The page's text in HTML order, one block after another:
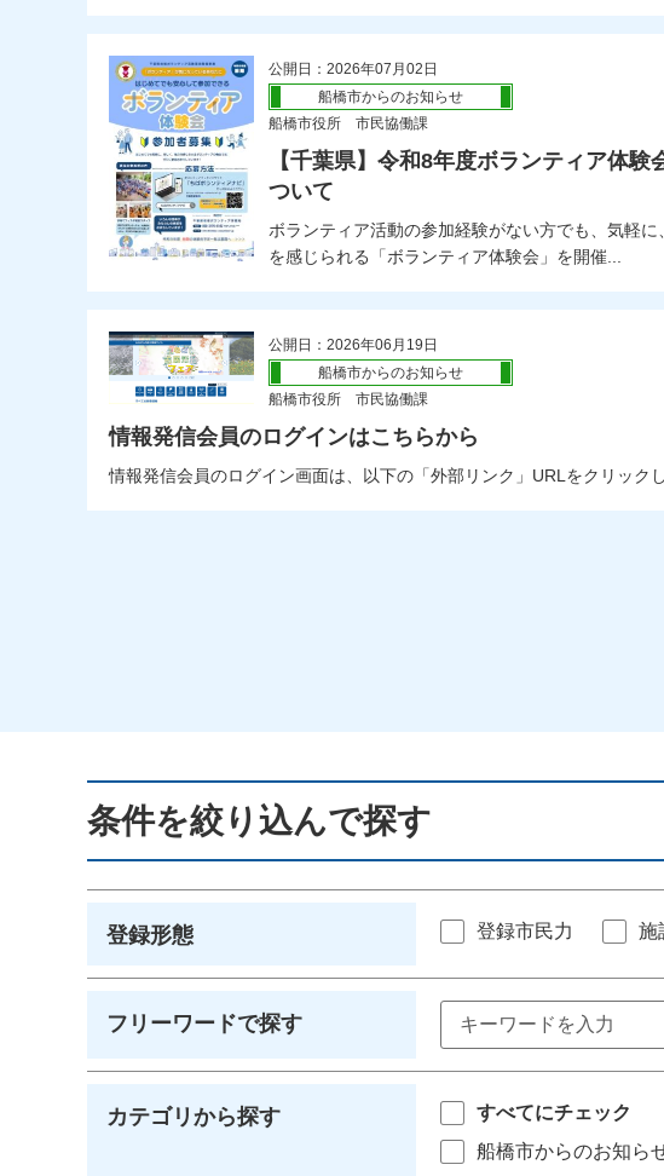
公開日：2026年07月02日
船橋市からのお知らせ
船橋市役所 市民協働課
【千葉県】令和8年度ボランティア体験
ついて
ボランティア活動の参加経験がない方でも、気軽に
を感じられる「ボランティア体験会」を開催...
公開日：2026年06月19日
船橋市からのお知らせ
船橋市役所 市民協働課
情報発信会員のログインはこちらから
情報発信会員のログイン画面は、以下の「外部リンク」URLをクリック
条件を絞り込んで探す
登録形態 登録市民力 施
フリーワードで探す
カテゴリから探す
すべてにチェック
船橋市からのお知ら